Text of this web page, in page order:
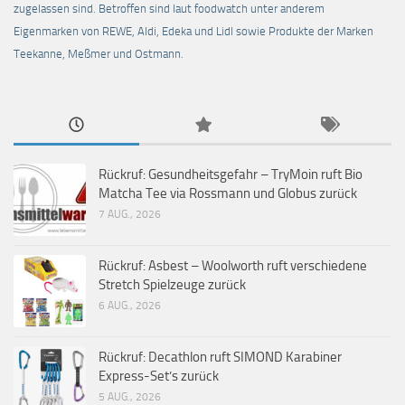
zugelassen sind. Betroffen sind laut foodwatch unter anderem
Eigenmarken von REWE, Aldi, Edeka und Lidl sowie Produkte der Marken
Teekanne, Meßmer und Ostmann.
Rückruf: Gesundheitsgefahr – TryMoin ruft Bio
Matcha Tee via Rossmann und Globus zurück
7 AUG., 2026
Rückruf: Asbest – Woolworth ruft verschiedene
Stretch Spielzeuge zurück
6 AUG., 2026
Rückruf: Decathlon ruft SIMOND Karabiner
Express-Set’s zurück
5 AUG., 2026